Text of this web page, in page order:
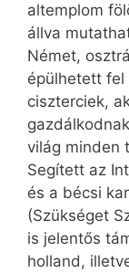
altemplom
állva
Német,
épülhetett fel
ciszterciek,
világ minden
Segített az
és a bécsi
(Szükséget
is jelentős
holland,